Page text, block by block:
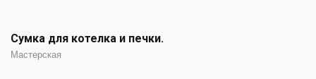
Сумка для котелка и печки.
Мастерская